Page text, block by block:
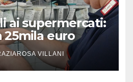
ai supermercati:
euro
VILLANI